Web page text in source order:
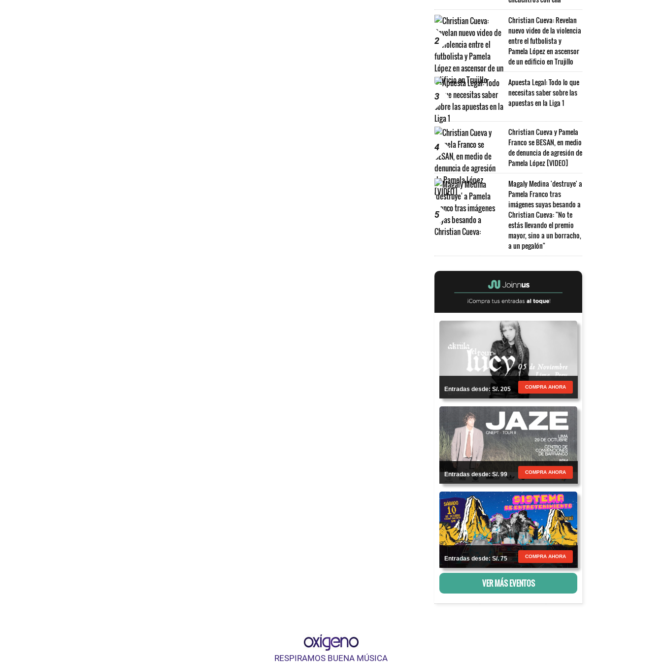
2
Christian Cueva: Revelan
nuevo video de la violencia
entre el futbolista y
Pamela López en ascensor
de un edificio en Trujillo
3
Apuesta Legal: Todo lo que
necesitas saber sobre las
apuestas en la Liga 1
4
Christian Cueva y Pamela
Franco se BESAN, en medio
de denuncia de agresión de
Pamela López [VIDEO]
5
Magaly Medina 'destruye' a
Pamela Franco tras
imágenes suyas besando a
Christian Cueva: "No te
estás llevando el premio
mayor, sino a un borracho,
a un pegalón"
Entradas desde: S/. 205 COMPRA AHORA
Entradas desde: S/. 99 COMPRA AHORA
Entradas desde: S/. 75 COMPRA AHORA
VER MÁS EVENTOS
RESPIRAMOS BUENA MÚSICA